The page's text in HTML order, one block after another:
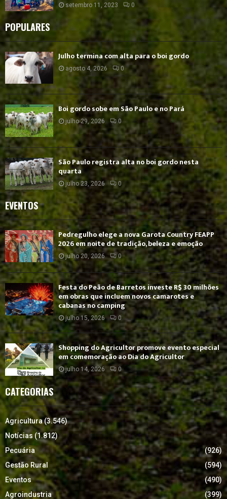
setembro 11, 2023 0
POPULARES
Julho termina com alta para o boi gordo
agosto 4, 2026 0
Boi gordo sobe em São Paulo e no Pará
julho 29, 2026 0
São Paulo registra alta no boi gordo nesta
quarta
julho 23, 2026 0
EVENTOS
Pedregulho elege a nova Garota Country FEAPP
2026 em noite de tradição, beleza e emoção
julho 20, 2026 0
Festa do Peão de Barretos investe R$ 30 milhões
em obras que incluem novos camarotes e
cabanas no camping
julho 15, 2026 0
Shopping do Agricultor promove evento especial
em comemoração ao Dia do Agricultor
julho 14, 2026 0
CATEGORIAS
Agricultura(3.546)
Notícias (1.812)
Pecuária
(926)
Gestão Rural
(594)
Eventos
(490)
Agroindustria
(399)